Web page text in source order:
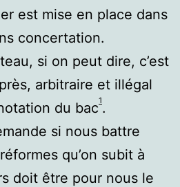
est mise en place dans
concertation.
si on peut dire, c’est
arbitraire et illégal
du bac1.
si nous battre
qu’on subit à
doit être pour nous le